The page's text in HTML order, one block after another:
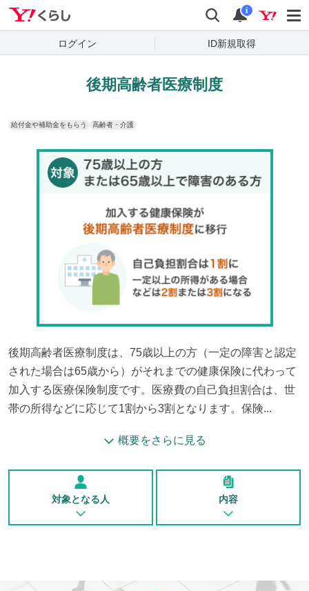
検索 通知
i
ログイン ID新規取得
後期高齢者医療制度
給付金や補助金をもらう 高齢者・介護
後期高齢者医療制度は、75歳以上の方（一定の障害と認定
された場合は65歳から）がそれまでの健康保険に代わって
加入する医療保険制度です。医療費の自己負担割合は、世
帯の所得などに応じて1割から3割となります。保険...
概要をさらに見る
対象となる人 内容